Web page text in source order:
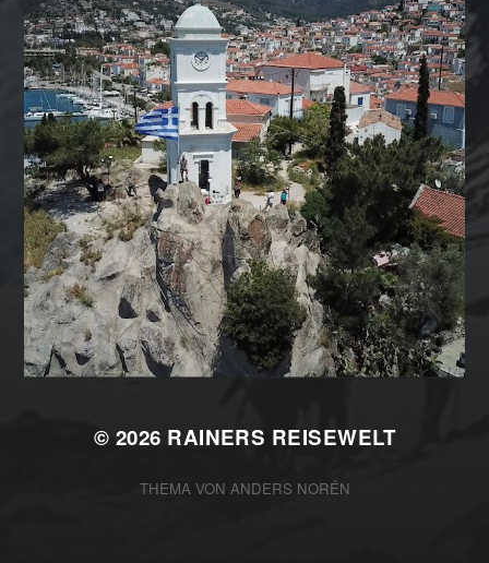
© 2026 RAINERS REISEWELT
THEMA VON ANDERS NORÉN